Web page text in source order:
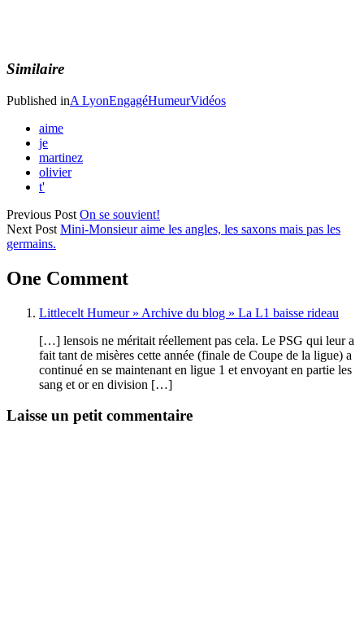
Similaire
Published inA LyonEngagéHumeurVidéos
aime
je
martinez
olivier
t'
Previous Post On se souvient!
Next Post Mini-Monsieur aime les angles, les saxons mais pas les
germains.
One Comment
Littlecelt Humeur » Archive du blog » La L1 baisse rideau
[…] lensois ne méritait réellement pas cela. Le PSG qui leur a
fait tant de misères cette année (finale de Coupe de la ligue) a
continué en se maintenant en ligue 1 et envoyant en partie les
sang et or en division […]
Laisse un petit commentaire